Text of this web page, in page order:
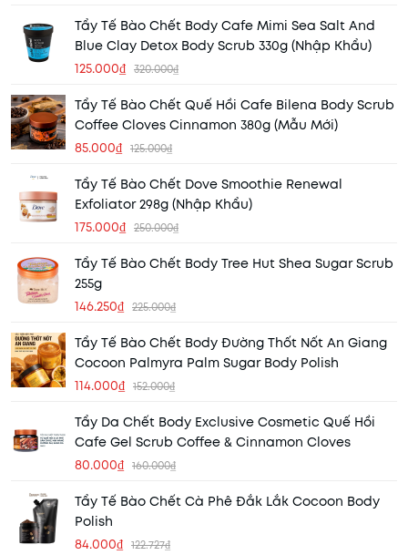
Tẩy Tế Bào Chết Body Cafe Mimi Sea Salt And
Blue Clay Detox Body Scrub 330g (Nhập Khẩu)
125.000₫ 320.000₫
Tẩy Tế Bào Chết Quế Hồi Cafe Bilena Body Scrub
Coffee Cloves Cinnamon 380g (Mẫu Mới)
85.000₫ 125.000₫
Tẩy Tế Bào Chết Dove Smoothie Renewal
Exfoliator 298g (Nhập Khẩu)
175.000₫ 250.000₫
Tẩy Tế Bào Chết Body Tree Hut Shea Sugar Scrub
255g
146.250₫ 225.000₫
Tẩy Tế Bào Chết Body Đường Thốt Nốt An Giang
Cocoon Palmyra Palm Sugar Body Polish
114.000₫ 152.000₫
Tẩy Da Chết Body Exclusive Cosmetic Quế Hồi
Cafe Gel Scrub Coffee & Cinnamon Cloves
80.000₫ 160.000₫
Tẩy Tế Bào Chết Cà Phê Đắk Lắk Cocoon Body
Polish
84.000₫ 122.727₫